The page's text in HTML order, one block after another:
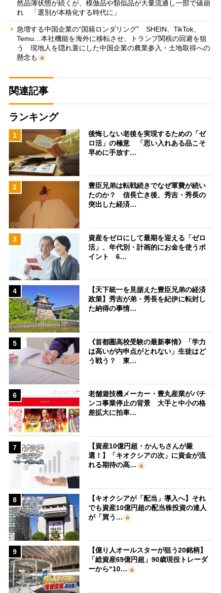
然品薄状態が続くが、模倣品や類似品が大量流通し一部で値崩
れ 「選別が本格化する時代に」
急増する中国企業の“国籍ロンダリング” SHEIN、TikTok、
Temu…本社機能を海外に移転させ、トランプ関税の回避を狙
う 現地人を隠れ蓑にした中国企業の農業参入・土地取得への
懸念も
関連記事
ランキング
1
後悔しない老後を実現するための「ゼ
ロ活」の極意 「思い入れある品こそ
早めに手放す…
2
豊臣兄弟は転戦続きでなぜ軍費が続い
たのか？ 信長亡き後、秀吉・秀長の
突出した経済…
3
資産をゼロにして最期を迎える「ゼロ
活」、年代別・計画的にお金を使うポ
イント 6…
4
【天下統一を見据えた豊臣兄弟の経済
政策】秀吉が弟・秀長を紀伊に転封し
た納得の事情…
5
《首都圏高校受験の最新事情》「学力
は高いが内申点がとれない」生徒はど
う戦う？ 東…
6
老舗遊技機メーカー・豊丸産業がパチ
ンコ事業停止の背景 大手と中小の格
差拡大に拍車…
7
【資産10億円超・かんちさんが厳
選！】「キオクシアの次」に資金が流
れる期待の高…
8
【キオクシアが「配当」導入へ】それ
でも資産10億円超の配当株投資の達人
が「買う…
9
【億り人オールスターが狙う20銘柄】
「総資産69億円超」90歳現役トレーダ
ーから“10…